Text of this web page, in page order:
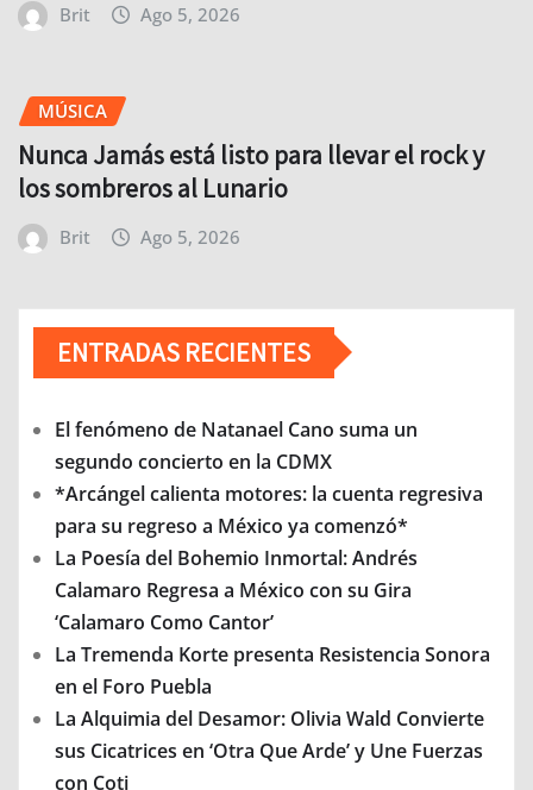
Brit Ago 5, 2026
MÚSICA
Nunca Jamás está listo para llevar el rock y
los sombreros al Lunario
Brit Ago 5, 2026
ENTRADAS RECIENTES
El fenómeno de Natanael Cano suma un
segundo concierto en la CDMX
*Arcángel calienta motores: la cuenta regresiva
para su regreso a México ya comenzó*
La Poesía del Bohemio Inmortal: Andrés
Calamaro Regresa a México con su Gira
‘Calamaro Como Cantor’
La Tremenda Korte presenta Resistencia Sonora
en el Foro Puebla
La Alquimia del Desamor: Olivia Wald Convierte
sus Cicatrices en ‘Otra Que Arde’ y Une Fuerzas
con Coti